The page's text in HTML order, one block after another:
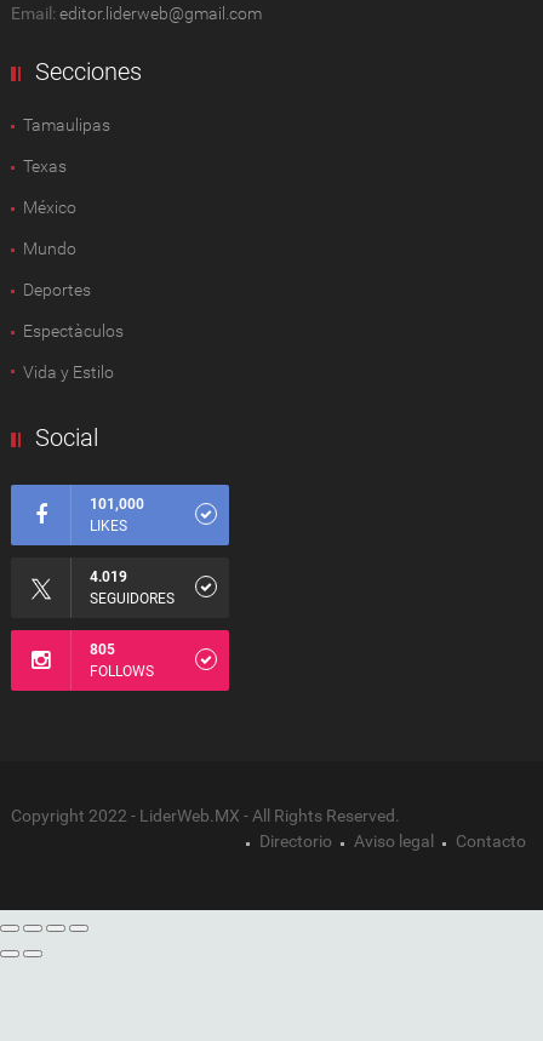
Email: editor.liderweb@gmail.com
Secciones
Tamaulipas
Texas
México
Mundo
Deportes
Espectàculos
Vida y Estilo
Social
101,000
LIKES
4.019
SEGUIDORES
805
FOLLOWS
Copyright 2022 - LiderWeb.MX - All Rights Reserved.
Directorio
Aviso legal Contacto